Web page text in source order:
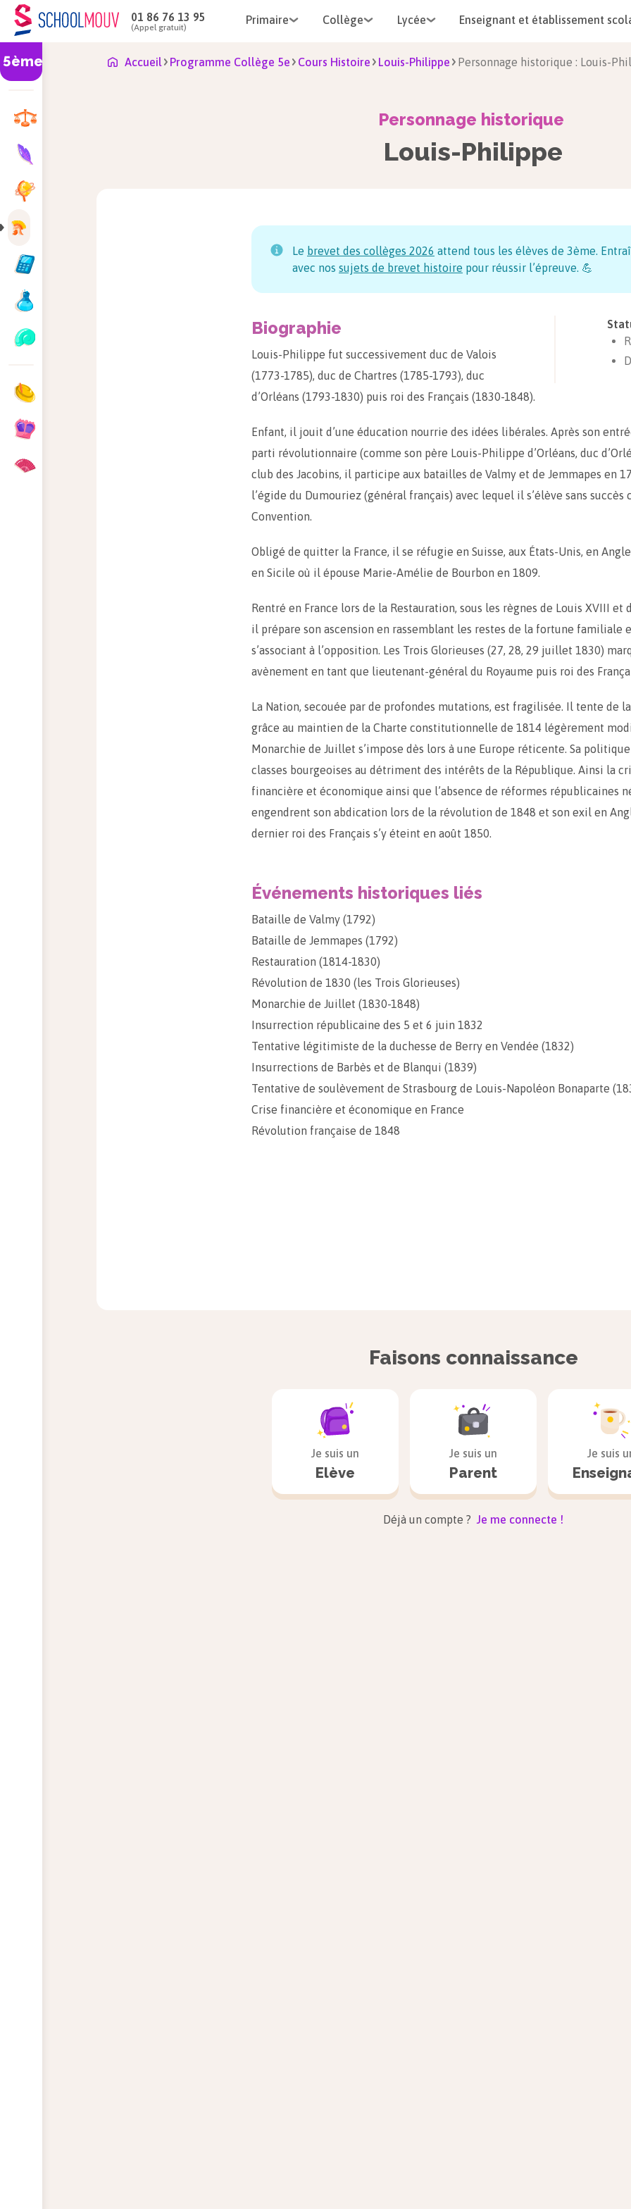
01 86 76 13 95
(Appel gratuit)
Primaire Collège Lycée Enseignant et établissement
5ème Accueil Programme Collège 5e Cours Histoire Louis-Philippe Personnage historique : Louis-
Personnage historique
Louis-Philippe
Le brevet des collèges 2026 attend tous les élèves de 3ème.
avec nos sujets de brevet histoire pour réussir l’épreuve. 💪
Biographie
Louis-Philippe fut successivement duc de Valois
(1773-1785), duc de Chartres (1785-1793), duc
d’Orléans (1793-1830) puis roi des Français (1830-1848).
Enfant, il jouit d’une éducation nourrie des idées libérales. Après son
parti révolutionnaire (comme son père Louis-Philippe d’Orléans, duc
club des Jacobins, il participe aux batailles de Valmy et de Jemmapes en
l’égide du Dumouriez (général français) avec lequel il s’élève sans succès
Convention.
Obligé de quitter la France, il se réfugie en Suisse, aux États-Unis, en
en Sicile où il épouse Marie-Amélie de Bourbon en 1809.
Rentré en France lors de la Restauration, sous les règnes de Louis XVIII et
il prépare son ascension en rassemblant les restes de la fortune familiale
s’associant à l’opposition. Les Trois Glorieuses (27, 28, 29 juillet 1830)
avènement en tant que lieutenant-général du Royaume puis roi des
La Nation, secouée par de profondes mutations, est fragilisée. Il tente de
grâce au maintien de la Charte constitutionnelle de 1814 légèrement
Monarchie de Juillet s’impose dès lors à une Europe réticente. Sa
classes bourgeoises au détriment des intérêts de la République. Ainsi la
financière et économique ainsi que l’absence de réformes républicaines
engendrent son abdication lors de la révolution de 1848 et son exil en
dernier roi des Français s’y éteint en août 1850.
Événements historiques liés
Bataille de Valmy (1792)
Bataille de Jemmapes (1792)
Restauration (1814-1830)
Révolution de 1830 (les Trois Glorieuses)
Monarchie de Juillet (1830-1848)
Insurrection républicaine des 5 et 6 juin 1832
Tentative légitimiste de la duchesse de Berry en Vendée (1832)
Insurrections de Barbès et de Blanqui (1839)
Tentative de soulèvement de Strasbourg de Louis-Napoléon Bonaparte
Crise financière et économique en France
Révolution française de 1848
Faisons connaissance
Je suis un
Elève
Je suis un
Parent
Je suis
Déjà un compte ? Je me connecte !